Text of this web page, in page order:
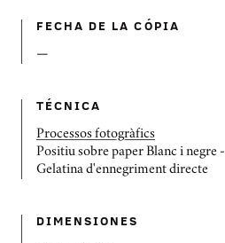
FECHA DE LA CÓPIA
—
TÉCNICA
Processos fotogràfics
Positiu sobre paper Blanc i negre -
Gelatina d'ennegriment directe
DIMENSIONES